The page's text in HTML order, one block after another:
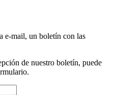
e-mail, un boletín con las
de nuestro boletín, puede